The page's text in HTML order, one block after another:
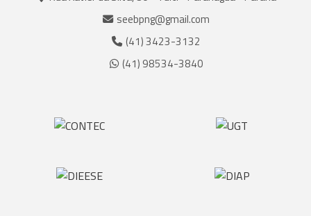
seebpng@gmail.com
(41) 3423-3132
(41) 98534-3840